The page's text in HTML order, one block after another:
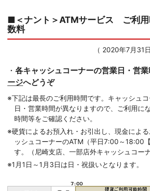
■＜ナント＞ATMサービス ご利用
数料
（ 2020年7月31
・ 各キャッシュコーナーの営業日・営
ージへどうぞ
※
コメジルシ
下記は最長のご利用時間です。キャッシュ
日・営業時間が異なりますので、ご利用に
時間等をご確認ください。
※
コメジルシ
硬貨によるお預入れ・お引出し、現金によ
ッシュコーナーのATM（平日7:00～18:00
す。（尼崎支店、一部店外キャッシュコー
※
コメジルシ
1月1日～1月3日は日・祝扱いとなります。